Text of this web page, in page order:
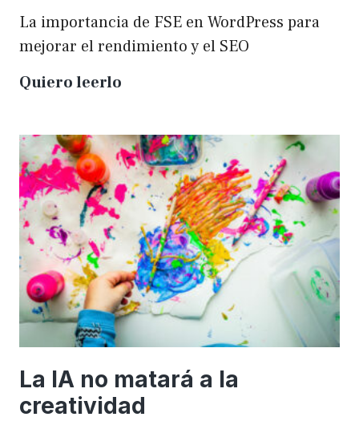
La importancia de FSE en WordPress para
mejorar el rendimiento y el SEO
Quiero leerlo
de
FSE
en
WordPress
para
mejorar
el
rendimiento
y
el
SEO
La IA no matará a la
creatividad